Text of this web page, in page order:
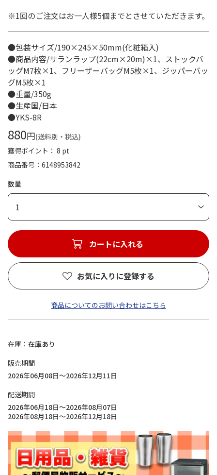
※1回のご注文はお一人様5個までとさせていただきます。
●包装サイズ/190×245×50mm(化粧箱入)
●商品内容/サランラップ(22cm×20m)×1、ストックバ
ッグM7枚×1、フリーザーバッグM5枚×1、ジッパーバッ
グM5枚×1
●重量/350g
●生産国/日本
●YKS-8R
880円(送料別・税込)
獲得ポイント： 8 pt
商品番号
6148953842
数量
1
カートに入れる
お気に入りに登録する
商品についてのお問い合わせはこちら
在庫
在庫あり
販売期間
2026年06月08日～2026年12月11日
配送期間
2026年06月18日～2026年08月07日
2026年08月18日～2026年12月18日